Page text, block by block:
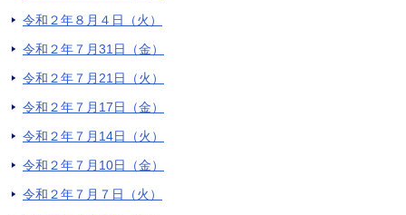
令和２年８月４日（火）
令和２年７月31日（金）
令和２年７月21日（火）
令和２年７月17日（金）
令和２年７月14日（火）
令和２年７月10日（金）
令和２年７月７日（火）